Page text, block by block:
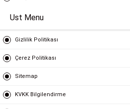
Ust Menu
Gizlilik Politikası
Çerez Politikası
Sitemap
KVKK Bilgilendirme